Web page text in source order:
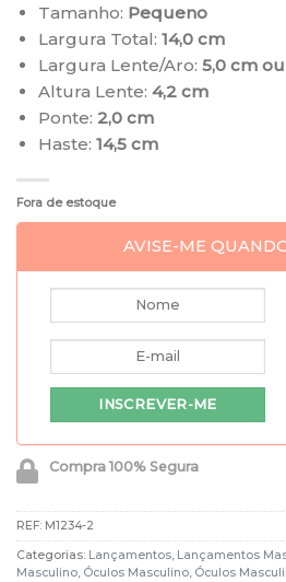
Tamanho: Pequeno
Largura Total: 14,0 cm
Largura Lente/Aro: 5,0 cm
Altura Lente: 4,2 cm
Ponte: 2,0 cm
Haste: 14,5 cm
Fora de estoque
AVISE-ME
Compra 100% Segura
REF: M1234-2
Categorias: Lançamentos, Lançamentos
Masculino, Óculos Masculino, Óculos